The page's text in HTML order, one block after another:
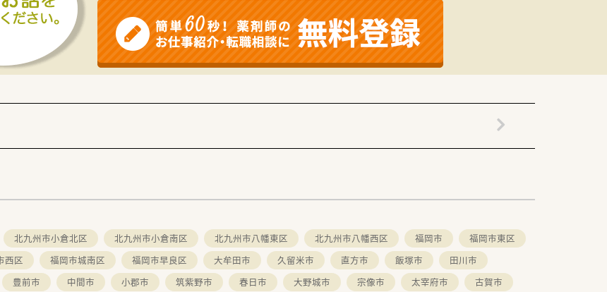
北九州市小倉北区 北九州市小倉南区 北九州市八幡東区 北九州市八幡西区 福岡市
福岡市東区
西区 福岡市城南区 福岡市早良区 大牟田市 久留米市 直方市 飯塚市
田川市
豊前市 中間市 小郡市 筑紫野市 春日市 大野城市 宗像市 太宰府市 古賀市